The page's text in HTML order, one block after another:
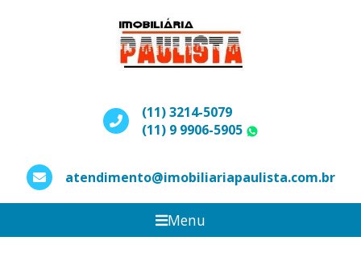
(11) 3214-5079
(11) 9 9906-5905
atendimento@imobiliariapaulista.com.br
Menu